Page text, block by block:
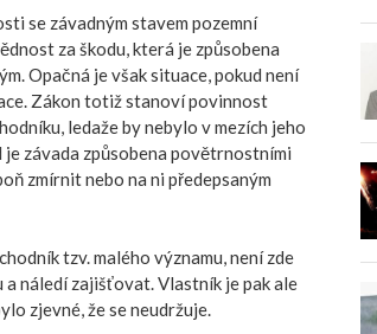
se závadným stavem pozemní
za škodu, která je způsobena
Opačná je však situace, pokud není
Zákon totiž stanoví povinnost
ledaže by nebylo v mezích jeho
závada způsobena povětrnostními
zmírnit nebo na ni předepsaným
tzv. malého významu, není zde
náledí zajišťovat. Vlastník je pak ale
zjevné, že se neudržuje.